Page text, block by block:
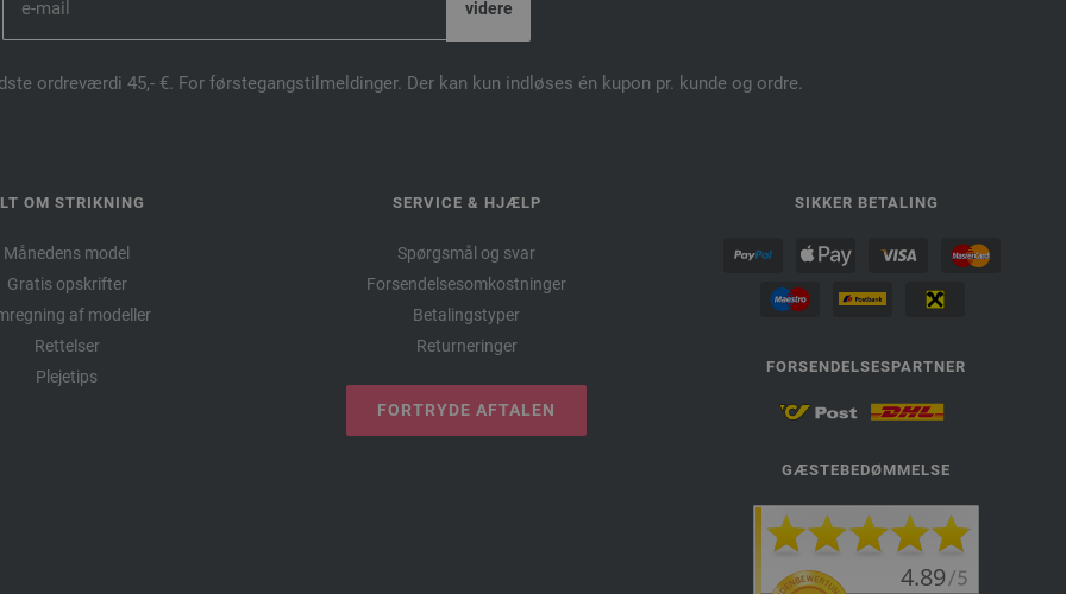
ordreværdi 45,- €. For førstegangstilmeldinger. Der kan kun indløses én kupon pr. kunde og ordre.
OM STRIKNING
Månedens model
Gratis opskrifter
af modeller
Rettelser
Plejetips
SERVICE & HJÆLP
Spørgsmål og svar
Forsendelsesomkostninger
Betalingstyper
Returneringer
FORTRYDE AFTALEN
SIKKER BETALING
FORSENDELSESPARTNER
GÆSTEBEDØMMELSE